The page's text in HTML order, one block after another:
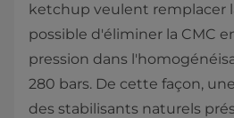
ketchup veulent remplacer
possible d'éliminer la CMC
pression dans
280 bars. De cette façon,
des stabilisants naturels